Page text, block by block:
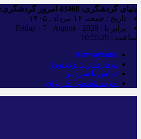
دنیای گردشگری: امروز گردشگری:
تاریخ : جمعه, ۱۶ مرداد , ۱۴۰۵
برابر با : Friday - 7 - August - 2026
ساعت : 10:55:30
iranwaytours
درباره ایران وی تورز
تماس با سردبیر
حریم شخصی کاربران